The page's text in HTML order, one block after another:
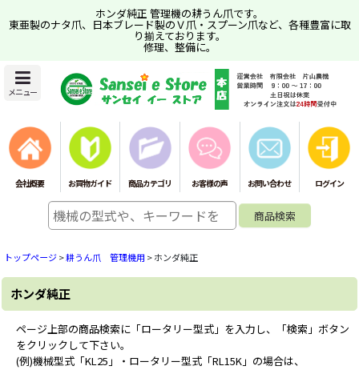
ホンダ純正 管理機の耕うん爪です。
東亜製のナタ爪、日本ブレード製のＶ爪・スプーン爪など、各種豊富に取
り揃えております。
修理、整備に。
メニュー
会社概要 お買物ガイド 商品カテゴリ お客様の声 お問い合わせ ログイン
トップページ>耕うん爪 管理機用 >ホンダ純正
ホンダ純正
ページ上部の商品検索に「ロータリー型式」を入力し、「検索」ボタン
をクリックして下さい。
(例)機械型式「KL25」・ロータリー型式「RL15K」の場合は、